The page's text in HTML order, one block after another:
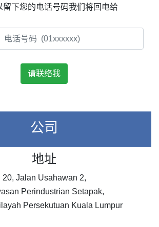
留下您的电话号码我们将回电给
公司
地址
20, Jalan Usahawan 2,
Perindustrian Setapak,
Persekutuan Kuala Lumpur